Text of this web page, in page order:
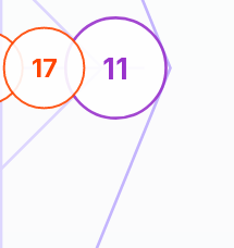
11
17